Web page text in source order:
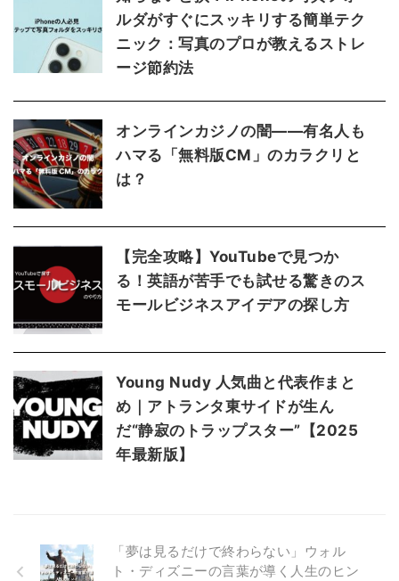
ルダがすぐにスッキリする簡単テク
ニック：写真のプロが教えるストレ
ージ節約法
オンラインカジノの闇——有名人も
ハマる「無料版CM」のカラクリと
は？
【完全攻略】YouTubeで見つか
る！英語が苦手でも試せる驚きのス
モールビジネスアイデアの探し方
Young Nudy 人気曲と代表作まと
め｜アトランタ東サイドが生ん
だ“静寂のトラップスター”【2025
年最新版】
「夢は見るだけで終わらない」ウォル
ト・ディズニーの言葉が導く人生のヒン